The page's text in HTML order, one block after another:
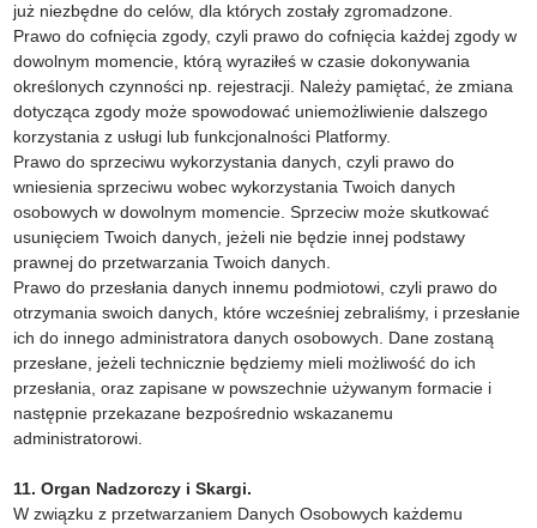
już niezbędne do celów, dla których zostały zgromadzone.
Prawo do cofnięcia zgody, czyli prawo do cofnięcia każdej zgody w
dowolnym momencie, którą wyraziłeś w czasie dokonywania
określonych czynności np. rejestracji. Należy pamiętać, że zmiana
dotycząca zgody może spowodować uniemożliwienie dalszego
korzystania z usługi lub funkcjonalności Platformy.
Prawo do sprzeciwu wykorzystania danych, czyli prawo do
wniesienia sprzeciwu wobec wykorzystania Twoich danych
osobowych w dowolnym momencie. Sprzeciw może skutkować
usunięciem Twoich danych, jeżeli nie będzie innej podstawy
prawnej do przetwarzania Twoich danych.
Prawo do przesłania danych innemu podmiotowi, czyli prawo do
otrzymania swoich danych, które wcześniej zebraliśmy, i przesłanie
ich do innego administratora danych osobowych. Dane zostaną
przesłane, jeżeli technicznie będziemy mieli możliwość do ich
przesłania, oraz zapisane w powszechnie używanym formacie i
następnie przekazane bezpośrednio wskazanemu
administratorowi.
11. Organ Nadzorczy i Skargi.
W związku z przetwarzaniem Danych Osobowych każdemu